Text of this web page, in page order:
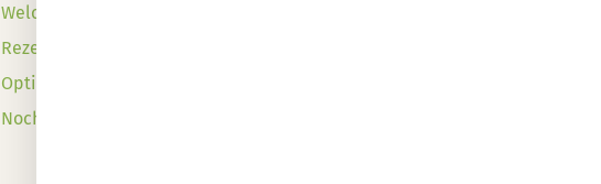
Welcher Holzschutz ist für Gartenmöbel sinnvoll?
Rezept für natürliches Holzschutzwachs
Optionale Vorbehandlung gegen Pilze und Holzschädlinge
Noch mehr nützliche Tipps